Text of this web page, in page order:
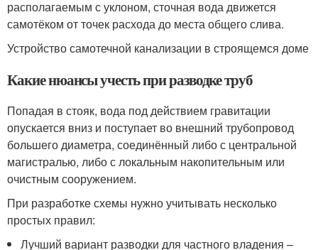
располагаемым с уклоном, сточная вода движется
самотёком от точек расхода до места общего слива.
Устройство самотечной канализации в строящемся доме
Какие нюансы учесть при разводке труб
Попадая в стояк, вода под действием гравитации
опускается вниз и поступает во внешний трубопровод
большего диаметра, соединённый либо с центральной
магистралью, либо с локальным накопительным или
очистным сооружением.
При разработке схемы нужно учитывать несколько
простых правил:
Лучший вариант разводки для частного владения –